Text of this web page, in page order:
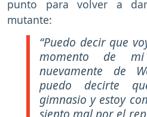
punto para volver a
mutante:
“Puedo decir que
momento de
nuevamente de
puedo decirte
gimnasio y estoy
siento mal por el